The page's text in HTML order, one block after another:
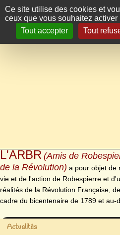
Panneau de gestion des cookies
Ce site utilise des cookies et
ceux que vous souhaitez activer
Tout accepter
Tout
L'ARBR (Amis de
de la Révolution) a pour objet de
vie et de l'action de Robespierre et
réalités de la Révolution Française,
cadre du bicentenaire de 1789 et au-
Actualités